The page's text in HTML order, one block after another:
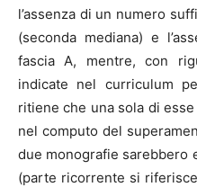
l’assenza di un numero
(seconda mediana) e
fascia A, mentre, con
indicate nel curriculum
ritiene che una sola di
nel computo del
due monografie sarebbero
(parte ricorrente si